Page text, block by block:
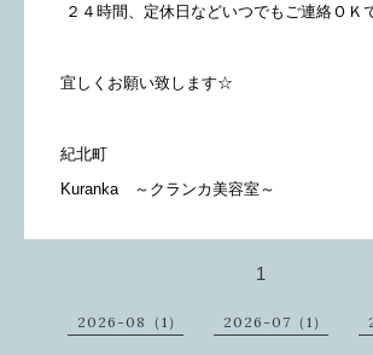
２４時間、定休日などいつでもご連絡ＯＫ
宜しくお願い致します☆
紀北町
Kuranka ～クランカ美容室～
1
2026-08（1） 2026-07（1）